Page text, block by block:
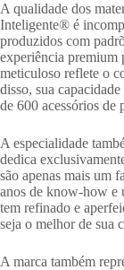
A qualidade dos
Inteligente® é
produzidos com
experiência premium
meticuloso reflete o
disso, sua
de 600 acessórios de
A especialidade
dedica
são apenas mais um
anos de know-how e
tem refinado e
seja o melhor de sua
A marca também